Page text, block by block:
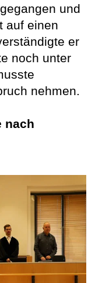
und
auf einen
er
noch unter
nehmen.
nach